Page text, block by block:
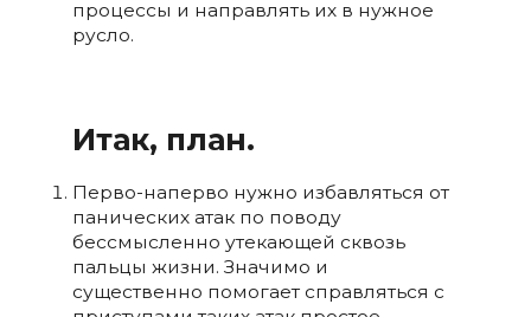
процессы и направлять их в нужное
русло.
Итак, план.
Перво-наперво нужно избавляться от
панических атак по поводу
бессмысленно утекающей сквозь
пальцы жизни. Значимо и
существенно помогает справляться с